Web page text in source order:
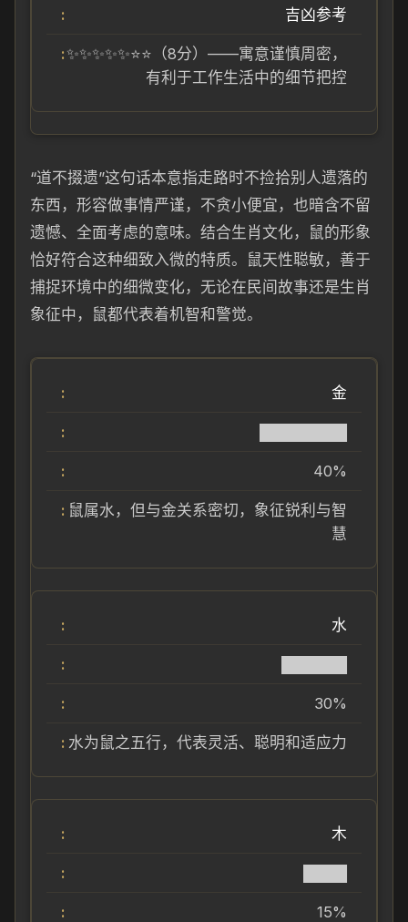
吉凶参考
✨✨✨✨✨⭐⭐（8分）——寓意谨慎周密，
有利于工作生活中的细节把控
“道不掇遗”这句话本意指走路时不捡拾别人遗落的
东西，形容做事情严谨，不贪小便宜，也暗含不留
遗憾、全面考虑的意味。结合生肖文化，鼠的形象
恰好符合这种细致入微的特质。鼠天性聪敏，善于
捕捉环境中的细微变化，无论在民间故事还是生肖
象征中，鼠都代表着机智和警觉。
金
40%
鼠属水，但与金关系密切，象征锐利与智
慧
水
30%
水为鼠之五行，代表灵活、聪明和适应力
木
15%